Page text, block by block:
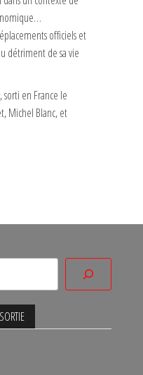
officiels et
détriment de sa vie
en France le
Michel Blanc, et